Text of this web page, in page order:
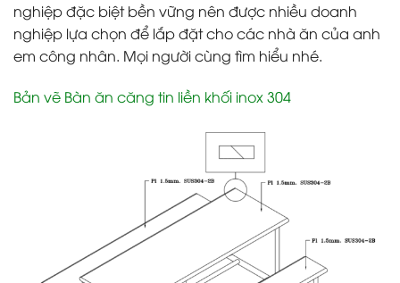
nghiệp đặc biệt bền vững nên được nhiều doanh
nghiệp lựa chọn để lắp đặt cho các nhà ăn của anh
em công nhân. Mọi người cùng tìm hiểu nhé.
Bản vẽ Bàn ăn căng tin liền khối inox 304